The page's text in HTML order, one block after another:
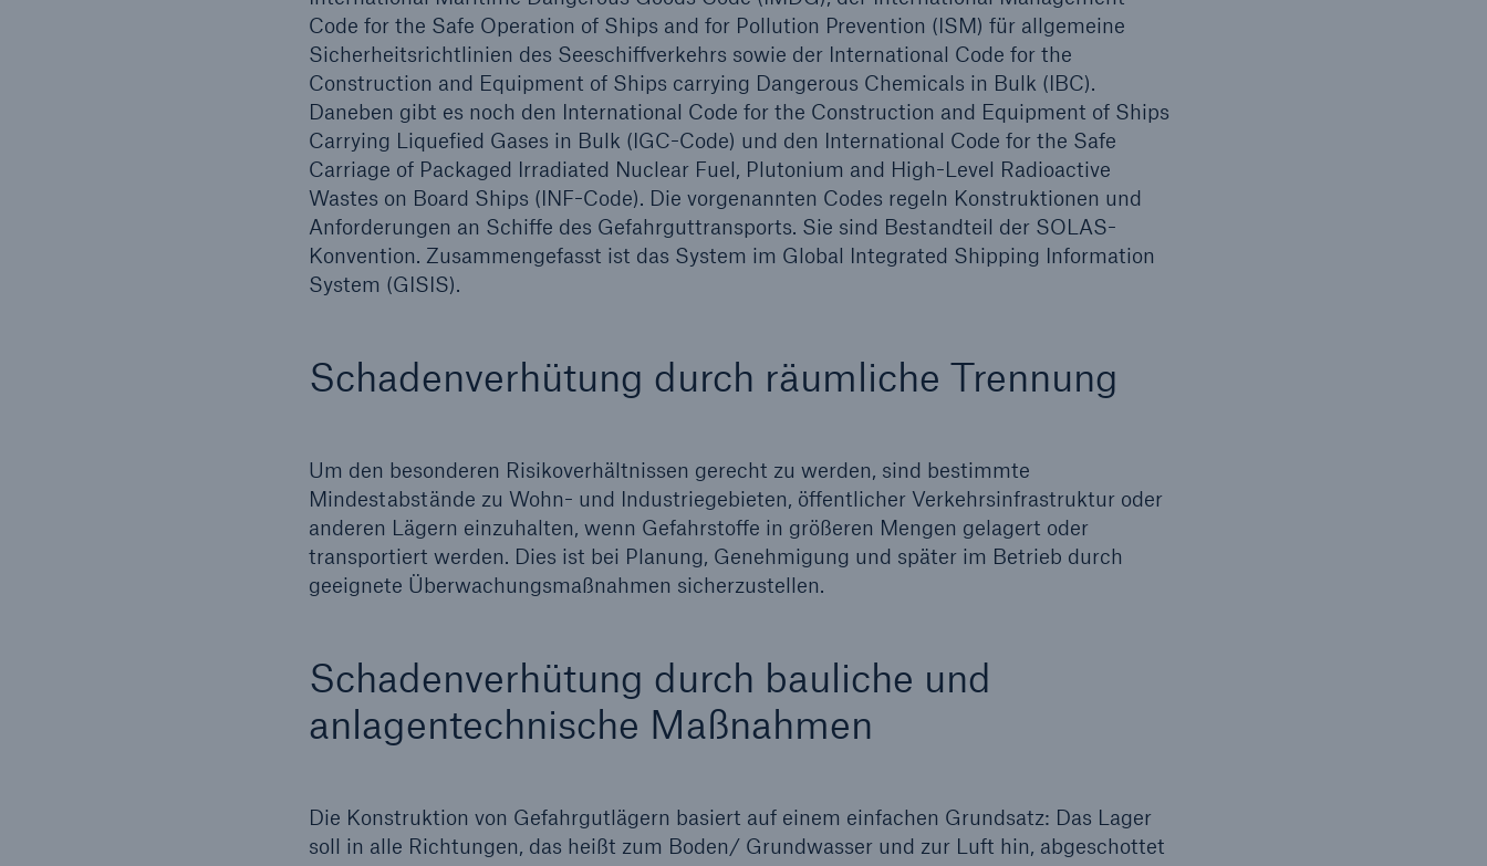
Code for the Safe Operation of Ships and for Pollution Prevention (ISM) für allgemeine
Sicherheitsrichtlinien des Seeschiffverkehrs sowie der International Code for the
Construction and Equipment of Ships carrying Dangerous Chemicals in Bulk (IBC).
Daneben gibt es noch den International Code for the Construction and Equipment of Ships
Carrying Liquefied Gases in Bulk (IGC-Code) und den International Code for the Safe
Carriage of Packaged Irradiated Nuclear Fuel, Plutonium and High-Level Radioactive
Wastes on Board Ships (INF-Code). Die vorgenannten Codes regeln Konstruktionen und
Anforderungen an Schiffe des Gefahrguttransports. Sie sind Bestandteil der SOLAS-
Konvention. Zusammengefasst ist das System im Global Integrated Shipping Information
System (GISIS).
Schadenverhütung durch räumliche Trennung
Um den besonderen Risikoverhältnissen gerecht zu werden, sind bestimmte
Mindestabstände zu Wohn- und Industriegebieten, öffentlicher Verkehrsinfrastruktur oder
anderen Lägern einzuhalten, wenn Gefahrstoffe in größeren Mengen gelagert oder
transportiert werden. Dies ist bei Planung, Genehmigung und später im Betrieb durch
geeignete Überwachungsmaßnahmen sicherzustellen.
Schadenverhütung durch bauliche und
anlagentechnische Maßnahmen
Die Konstruktion von Gefahrgutlägern basiert auf einem einfachen Grundsatz: Das Lager
soll in alle Richtungen, das heißt zum Boden/ Grundwasser und zur Luft hin, abgeschottet